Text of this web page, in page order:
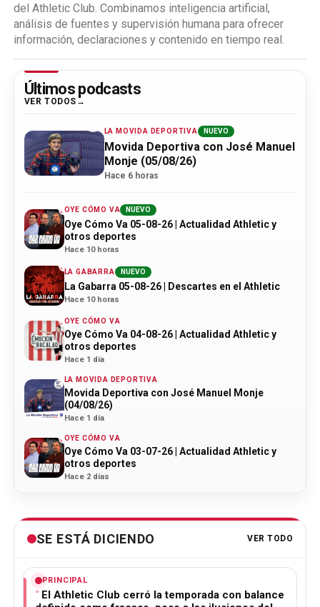
del Athletic Club. Combinamos inteligencia artificial,
análisis de fuentes y supervisión humana para ofrecer
información, declaraciones y contenido en tiempo real.
Últimos podcasts
VER TODOS
LA MOVIDA DEPORTIVA NUEVO
Movida Deportiva con José Manuel
Monje (05/08/26)
Hace 6 horas
OYE CÓMO VA NUEVO
Oye Cómo Va 05-08-26 | Actualidad Athletic y
otros deportes
Hace 10 horas
LA GABARRA NUEVO
La Gabarra 05-08-26 | Descartes en el Athletic
Hace 10 horas
OYE CÓMO VA
Oye Cómo Va 04-08-26 | Actualidad Athletic y
otros deportes
Hace 1 día
LA MOVIDA DEPORTIVA
Movida Deportiva con José Manuel Monje
(04/08/26)
Hace 1 día
OYE CÓMO VA
Oye Cómo Va 03-07-26 | Actualidad Athletic y
otros deportes
Hace 2 días
SE ESTÁ DICIENDO VER TODO
PRINCIPAL
El Athletic Club cerró la temporada con balance